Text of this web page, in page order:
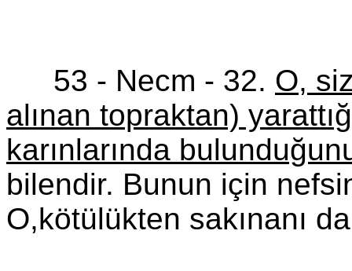
53 - Necm - 32. O,
alınan topraktan)
karınlarında
bilendir. Bunun için
O,kötülükten sakınanı